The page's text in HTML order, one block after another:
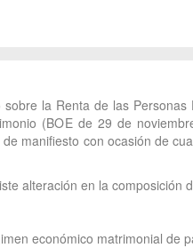
la Renta de las
(BOE de 29 de
manifiesto con ocasión de
alteración en la composición
económico matrimonial de